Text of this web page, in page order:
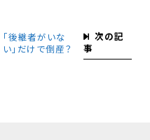
次の記
事
「後継者がいな
い」だけで倒産？